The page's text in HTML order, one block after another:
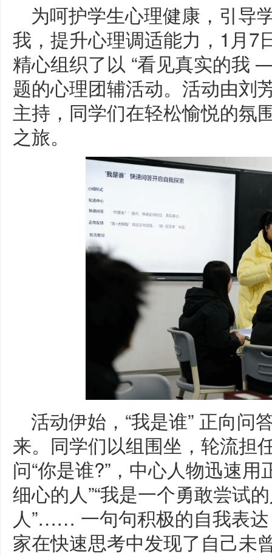
为呵护学生心理健康，引导
我，提升心理调适能力，1月7
精心组织了以 “看见真实的我
题的心理团辅活动。活动由刘
主持，同学们在轻松愉悦的氛
之旅。
活动伊始，“我是谁” 正向问
来。同学们以组围坐，轮流担
问“你是谁?”，中心人物迅速
细心的人”“我是一个勇敢尝试
人”…… 一句句积极的自我表
家在快速思考中发现了自己未